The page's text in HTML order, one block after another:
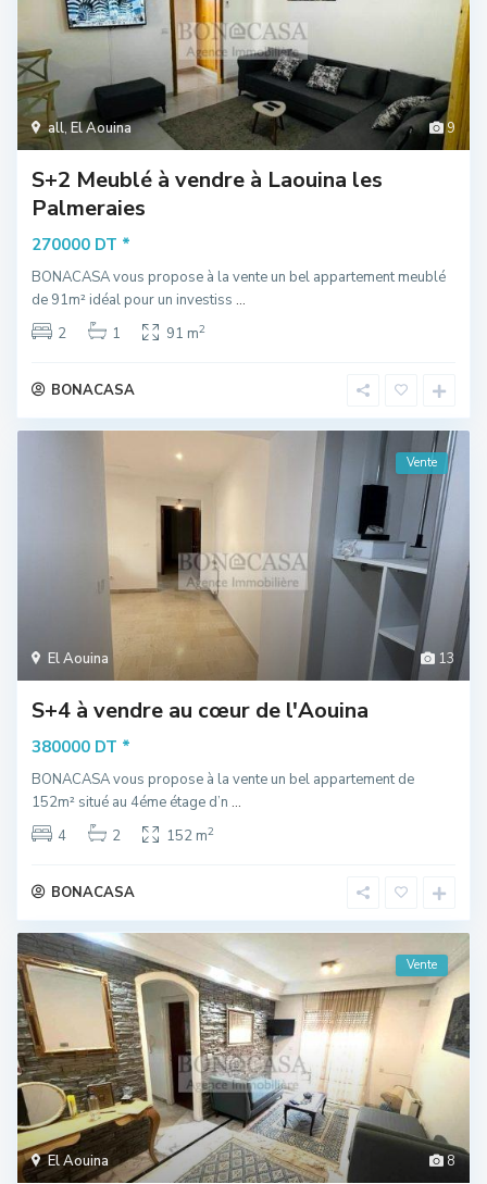
9
all,El Aouina
S+2 Meublé à vendre à Laouina les
Palmeraies
270000 DT *
BONACASA vous propose à la vente un bel appartement meublé
de 91m² idéal pour un investiss ...
2
1 91 m2
BONACASA
13
El Aouina
Vente
S+4 à vendre au cœur de l'Aouina
380000 DT *
BONACASA vous propose à la vente un bel appartement de
152m² situé au 4éme étage d’n ...
4
2 152 m2
BONACASA
8
El Aouina
Vente